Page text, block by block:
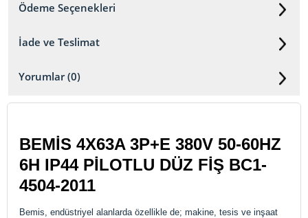
Ödeme Seçenekleri
İade ve Teslimat
Yorumlar (0)
BEMİS 4X63A 3P+E 380V 50-60HZ
6H IP44 PİLOTLU DÜZ FİŞ BC1-
4504-2011
Bemis, endüstriyel alanlarda özellikle de; makine, tesis ve inşaat